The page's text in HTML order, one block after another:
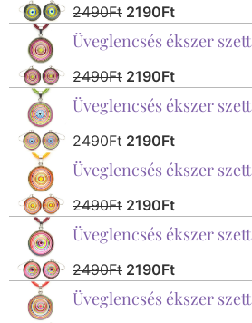
2490Ft 2190Ft
Üveglencsés ékszer szett
2490Ft 2190Ft
Üveglencsés ékszer szett
2490Ft 2190Ft
Üveglencsés ékszer szett
2490Ft 2190Ft
Üveglencsés ékszer szett
2490Ft 2190Ft
Üveglencsés ékszer szett